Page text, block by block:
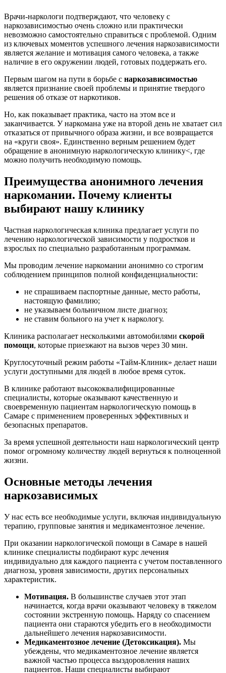
Врачи-наркологи подтверждают, что человеку с
наркозависимостью очень сложно или практически
невозможно самостоятельно справиться с проблемой. Одним
из ключевых моментов успешного лечения наркозависимости
является желание и мотивация самого человека, а также
наличие в его окружении людей, готовых поддержать его.
Первым шагом на пути в борьбе с наркозависимостью
является признание своей проблемы и принятие твердого
решения об отказе от наркотиков.
Но, как показывает практика, часто на этом все и
заканчивается. У наркомана уже на второй день не хватает сил
отказаться от привычного образа жизни, и все возвращается
на «круги своя». Единственно верным решением будет
обращение в анонимную наркологическую клинику<, где
можно получить необходимую помощь.
Преимущества анонимного лечения
наркомании. Почему клиенты
выбирают нашу клинику
Частная наркологическая клиника предлагает услуги по
лечению наркологической зависимости у подростков и
взрослых по специально разработанным программам.
Мы проводим лечение наркомании анонимно со строгим
соблюдением принципов полной конфиденциальности:
не спрашиваем паспортные данные, место работы,
настоящую фамилию;
не указываем больничном листе диагноз;
не ставим больного на учет к наркологу.
Клиника располагает несколькими автомобилями скорой
помощи, которые приезжают на вызов через 30 мин.
Круглосуточный режим работы «Тайм-Клиник» делает наши
услуги доступными для людей в любое время суток.
В клинике работают высококвалифицированные
специалисты, которые оказывают качественную и
своевременную пациентам наркологическую помощь в
Самаре с применением проверенных эффективных и
безопасных препаратов.
За время успешной деятельности наш наркологический центр
помог огромному количеству людей вернуться к полноценной
жизни.
Основные методы лечения
наркозависимых
У нас есть все необходимые услуги, включая индивидуальную
терапию, групповые занятия и медикаментозное лечение.
При оказании наркологической помощи в Самаре в нашей
клинике специалисты подбирают курс лечения
индивидуально для каждого пациента с учетом поставленного
диагноза, уровня зависимости, других персональных
характеристик.
Мотивация. В большинстве случаев этот этап
начинается, когда врачи оказывают человеку в тяжелом
состоянии экстренную помощь. Наряду со спасением
пациента они стараются убедить его в необходимости
дальнейшего лечения наркозависимости.
Медикаментозное лечение (Детоксикация). Мы
убеждены, что медикаментозное лечение является
важной частью процесса выздоровления наших
пациентов. Наши специалисты выбирают